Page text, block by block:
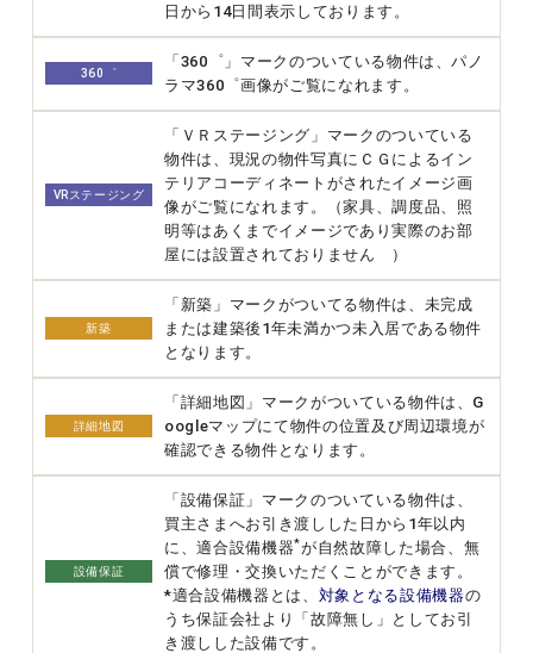
日から14日間表示しております。
360゜
「360゜」マークのついている物件は、パノ
ラマ360゜画像がご覧になれます。
VRステージング
「ＶＲステージング」マークのついている
物件は、現況の物件写真にＣＧによるイン
テリアコーディネートがされたイメージ画
像がご覧になれます。（家具、調度品、照
明等はあくまでイメージであり実際のお部
屋には設置されておりません ）
新築
「新築」マークがついてる物件は、未完成
または建築後1年未満かつ未入居である物件
となります。
詳細地図
「詳細地図」マークがついている物件は、G
oogleマップにて物件の位置及び周辺環境が
確認できる物件となります。
設備保証
「設備保証」マークのついている物件は、
買主さまへお引き渡しした日から1年以内
に、適合設備機器*が自然故障した場合、無
償で修理・交換いただくことができます。
*適合設備機器とは、 対象となる設備機器の
うち保証会社より「故障無し」としてお引
き渡しした設備です。